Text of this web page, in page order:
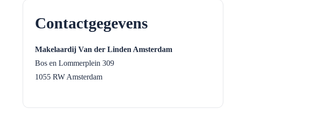
Contactgegevens
Makelaardij Van der Linden Amsterdam
Bos en Lommerplein 309
1055 RW Amsterdam